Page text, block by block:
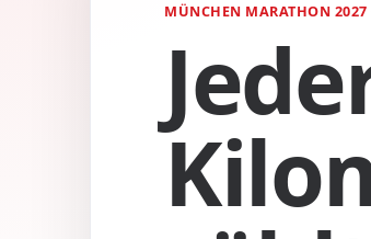
MÜNCHEN MARATHON 2027